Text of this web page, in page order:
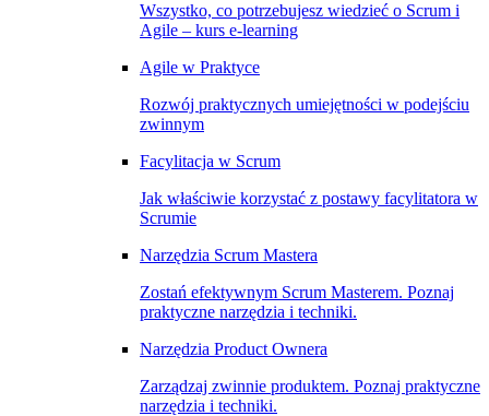
Wszystko, co potrzebujesz wiedzieć o Scrum i
Agile – kurs e-learning
Agile w Praktyce
Rozwój praktycznych umiejętności w podejściu
zwinnym
Facylitacja w Scrum
Jak właściwie korzystać z postawy facylitatora w
Scrumie
Narzędzia Scrum Mastera
Zostań efektywnym Scrum Masterem. Poznaj
praktyczne narzędzia i techniki.
Narzędzia Product Ownera
Zarządzaj zwinnie produktem. Poznaj praktyczne
narzędzia i techniki.